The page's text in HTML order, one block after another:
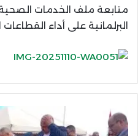
متابعة ملف الخدمات الصحية
البرلمانية على أداء
عامل
جرسيف